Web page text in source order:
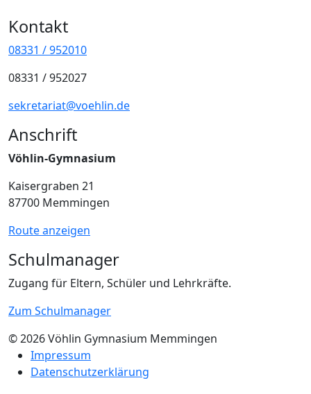
Kontakt
08331 / 952010
08331 / 952027
sekretariat@voehlin.de
Anschrift
Vöhlin-Gymnasium
Kaisergraben 21
87700 Memmingen
Route anzeigen
Schulmanager
Zugang für Eltern, Schüler und Lehrkräfte.
Zum Schulmanager
© 2026 Vöhlin Gymnasium Memmingen
Impressum
Datenschutzerklärung